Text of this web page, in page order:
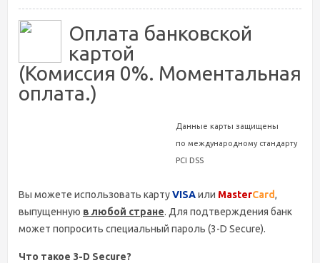
Оплата банковской
картой
(Комиссия 0%. Моментальная
оплата.)
Данные карты защищены
по международному стандарту
PCI DSS
Вы можете использовать картуVISAили MasterCard,
выпущенную в любой стране. Для подтверждения банк
может попросить специальный пароль (3-D Secure).
Что такое 3-D Secure?